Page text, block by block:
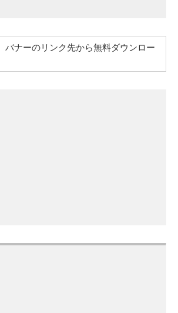
バナーのリンク先から無料ダウンロー